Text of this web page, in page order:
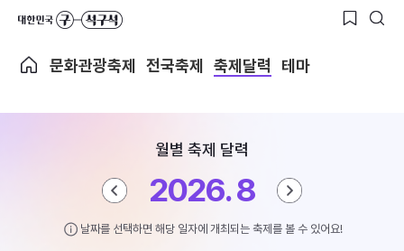
문화관광축제 전국축제 축제달력 테마
월별 축제 달력
2026. 8
날짜를 선택하면 해당 일자에 개최되는 축제를 볼 수 있어요!